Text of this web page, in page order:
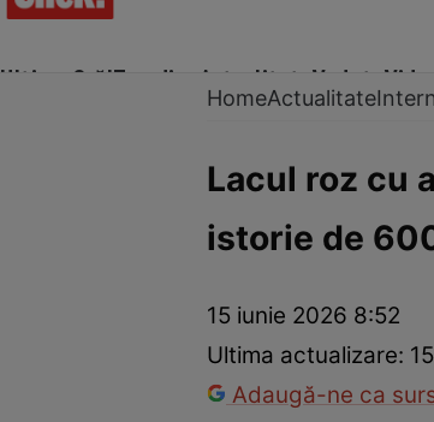
Ultima Oră!Trending Actualitate Vedete Video
InternaționalFapt
HomeActualitate
Lacul roz cu
istorie de
15 iunie 2026 8:52
Ultima actualizare:
Adaugă-ne ca